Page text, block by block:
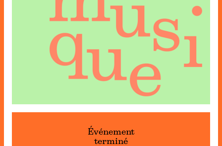
Événement
terminé